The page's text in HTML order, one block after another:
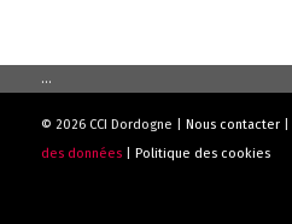
...
© 2026 CCI Dordogne | Nous contacter|
des données| Politique des cookies